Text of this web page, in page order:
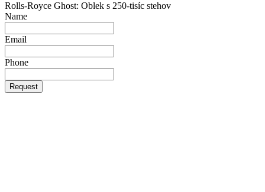
Rolls-Royce Ghost: Oblek s 250-tisíc stehov
Name
Email
Phone
Request